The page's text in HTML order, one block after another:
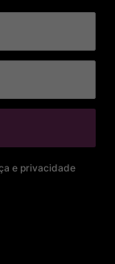
e privacidade